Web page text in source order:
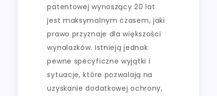
patentowej wynoszący 20 lat
jest maksymalnym czasem, jaki
prawo przyznaje dla większości
wynalazków. Istnieją jednak
pewne specyficzne wyjątki i
sytuacje, które pozwalają na
uzyskanie dodatkowej ochrony,